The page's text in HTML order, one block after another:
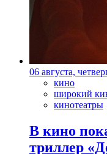
06 августа,
кино
широкий
кинотеатры
В кино
триллер